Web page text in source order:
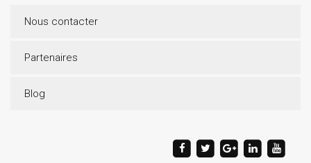
Nous contacter
Partenaires
Blog